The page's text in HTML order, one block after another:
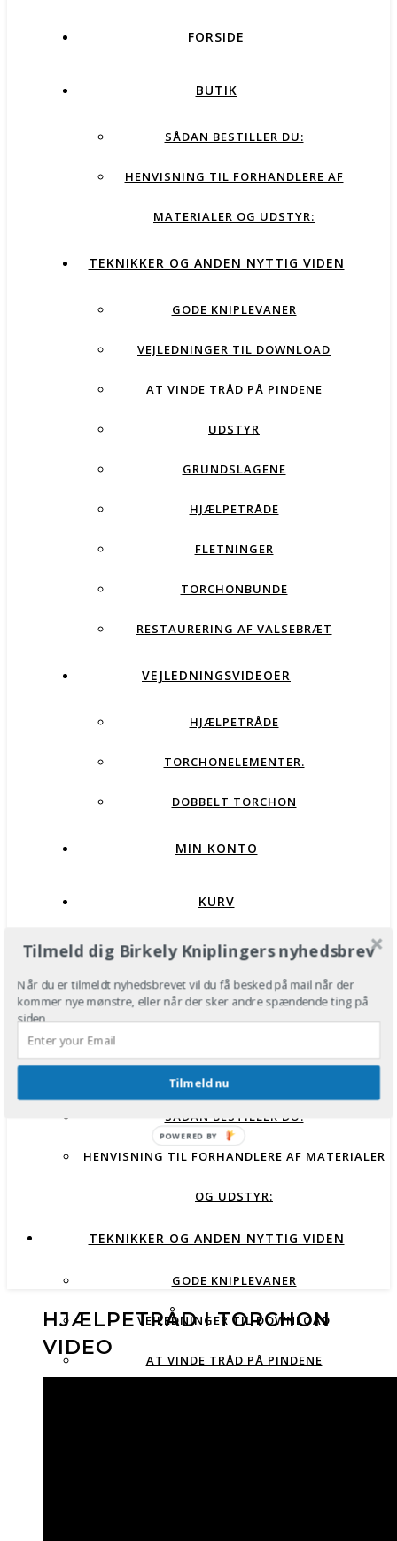
FORSIDE
BUTIK
SÅDAN BESTILLER DU:
HENVISNING TIL FORHANDLERE AF
MATERIALER OG UDSTYR:
TEKNIKKER OG ANDEN NYTTIG VIDEN
GODE KNIPLEVANER
VEJLEDNINGER TIL DOWNLOAD
AT VINDE TRÅD PÅ PINDENE
UDSTYR
GRUNDSLAGENE
HJÆLPETRÅDE
FLETNINGER
TORCHONBUNDE
RESTAURERING AF VALSEBRÆT
VEJLEDNINGSVIDEOER
HJÆLPETRÅDE
TORCHONELEMENTER.
DOBBELT TORCHON
MIN KONTO
KURV
BUTIK
SÅDAN BESTILLER DU:
HENVISNING TIL FORHANDLERE AF MATERIALER
OG UDSTYR:
TEKNIKKER OG ANDEN NYTTIG VIDEN
GODE KNIPLEVANER
VEJLEDNINGER TIL DOWNLOAD
AT VINDE TRÅD PÅ PINDENE
HJÆLPETRÅD I TORCHON
VIDEO
Tilmeld dig Birkely Kniplingers nyhedsbrev
Når du er tilmeldt nyhedsbrevet vil du få besked på mail når der
kommer nye mønstre, eller når der sker andre spændende ting på
siden
Tilmeld nu
POWERED BY